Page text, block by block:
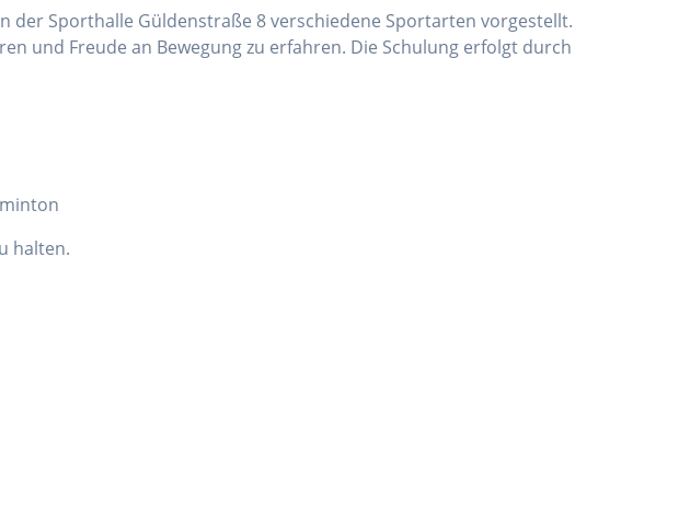
der Sporthalle Güldenstraße 8 verschiedene Sportarten vorgestellt.
und Freude an Bewegung zu erfahren. Die Schulung erfolgt durch
halten.